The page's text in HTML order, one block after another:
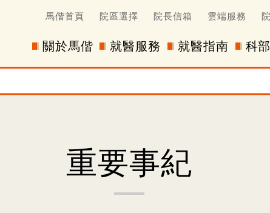
馬偕首頁 院區選擇 院長信箱 雲端服務
關於馬偕 就醫服務 就醫指南 科
重要事紀